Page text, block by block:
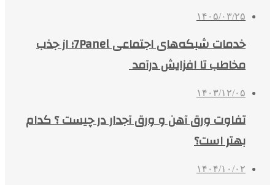
۱۴۰۵/۰۳/۲۵
خدمات شبکه‌های اجتماعی 7Panel؛ از جذب
مخاطب تا افزایش درآمد
۱۴۰۳/۱۲/۰۵
تفاوت ورق آهن و ورق آجدار در چیست ؟ کدام
بهتر است؟
۱۴۰۴/۱۰/۰۲